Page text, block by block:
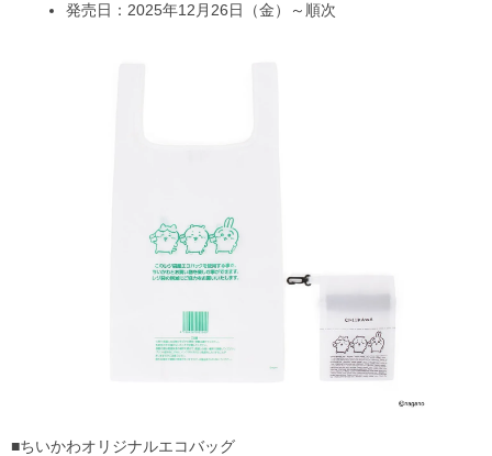
発売日：2025年12月26日（金）～順次
■ちいかわオリジナルエコバッグ